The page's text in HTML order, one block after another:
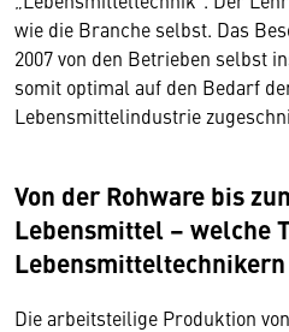
wie die Branche selbst. Das
2007 von den Betrieben selbst
somit optimal auf den Bedarf
Lebensmittelindustrie
Von der Rohware bis
Lebensmittel – welche
Die arbeitsteilige Produktion